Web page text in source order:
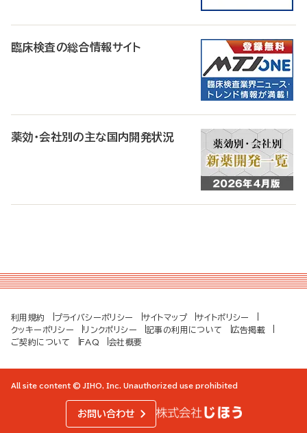
臨床検査の総合情報サイト
薬効・会社別の主な国内開発状況
利用規約 プライバシーポリシー サイトマップ
サイトポリシー
クッキーポリシー
リンクポリシー 記事の利用について
広告掲載
ご契約について
FAQ 会社概要
All site content © JIHO, Inc. Unauthorized use prohibited
お問い合わせ